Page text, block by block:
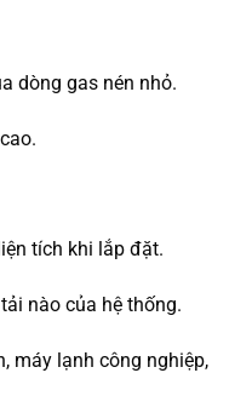
dòng gas nén nhỏ.
tích khi lắp đặt.
nào của hệ thống.
máy lạnh công nghiệp,